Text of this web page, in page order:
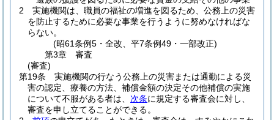
2
実施機関は、職員の福祉の増進を図るため、公務上の災害
を防止するために必要な事業を行うように努めなければな
らない。
(昭61条例5・全改、平7条例49・一部改正)
第3章
審査
(審査)
第19条
実施機関の行なう公務上の災害または通勤による災
害の認定、療養の方法、補償金額の決定その他補償の実施
について不服がある者は、 次条に規定する審査会に対し、
審査を申し立てることができる。